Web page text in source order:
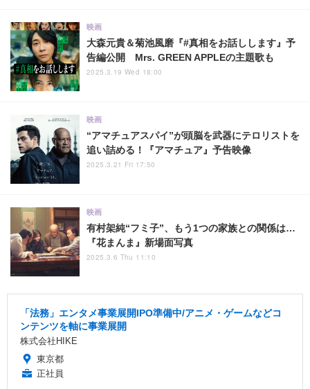
大森元貴＆菊池風磨『#真相をお話しします』予
告編公開 Mrs. GREEN APPLEの主題歌も
映画
2025.3.19 Wed 18:00
“アマチュアスパイ”が頭脳を武器にテロリストを
追い詰める！『アマチュア』予告映像
映画
2025.3.21 Fri 17:50
有村架純“フミ子”、もう1つの家族との関係は…
『花まんま』新場面写真
映画
2025.3.6 Thu 11:10
「法務」エンタメ事業展開IPO準備中/アニメ・ゲームなどコ
ンテンツを軸に事業展開
株式会社HIKE
東京都
正社員